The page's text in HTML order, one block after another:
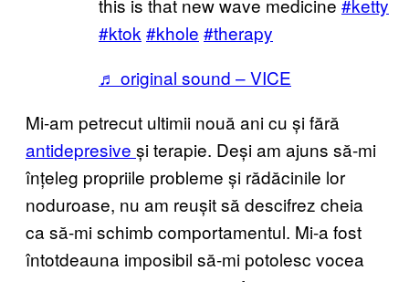
#ktok #khole #therapy
♬ original sound – VICE
Mi-am petrecut ultimii nouă ani cu și fără
antidepresive și terapie. Deși am ajuns să-mi
înțeleg propriile probleme și rădăcinile lor
noduroase, nu am reușit să descifrez cheia
ca să-mi schimb comportamentul. Mi-a fost
întotdeauna imposibil să-mi potolesc vocea